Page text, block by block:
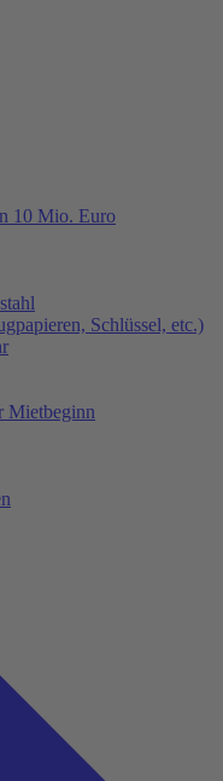
10 Mio. Euro
Schlüssel, etc.)
Mietbeginn